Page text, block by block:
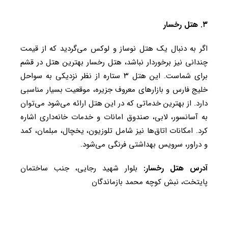
۳. هتل رخسار
اگر به دنبال یک هتل نوساز و لوکس می‌گردید که از قیمت
چندانی نیز برخوردار نباشد، هتل رخسار بهترین هتل در قشم
برای شماست. این هتل ۳ ستاره از نظر نزدیکی به سواحل
خلیج فارس و بازارهای معروف جزیره، موقعیت بسیار مناسبی
دارد. از بهترین خدماتی که در این هتل ارائه می‌شود می‌توان
به آسانسور، لابی، صندوق امانات و خدمات خانه‌داری اشاره
کرد. امکانات اتاق‌ها نیز شامل تلوزیون، یخچال، مبلمان، کمد
و دراور، سرویس بهداشتی فرنگی می‌شود.
آدرس هتل رخسار: بلوار شهید رجایی، جنب ساختمان
پایتخت، نبش کوچه محمد بازماندگان